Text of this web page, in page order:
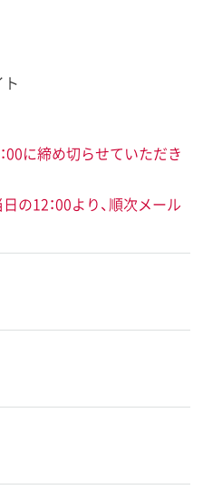
に締め切らせていただき
の12：00より、順次メール